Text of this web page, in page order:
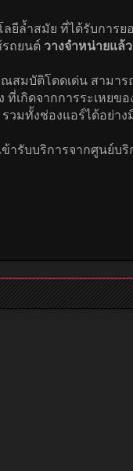
ยีล้ำสมัย ที่ได้รับการ
รถยนต์ วางจำหน่ายแล้
สมบัติโดดเด่น สาม
ที่เกิดจากการระเห
มทั้งช่องแอร์ได้อย่า
ข้ารับบริการจากศูนย์บ